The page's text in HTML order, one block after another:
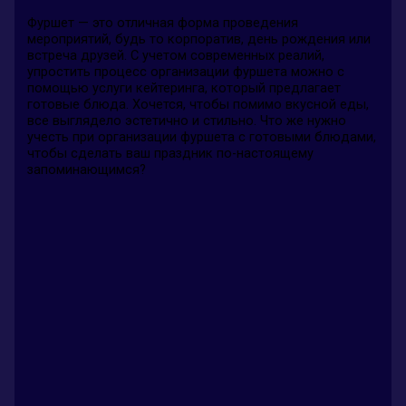
Фуршет — это отличная форма проведения
мероприятий, будь то корпоратив, день рождения или
встреча друзей. С учетом современных реалий,
упростить процесс организации фуршета можно с
помощью услуги кейтеринга, который предлагает
готовые блюда. Хочется, чтобы помимо вкусной еды,
все выглядело эстетично и стильно. Что же нужно
учесть при организации фуршета с готовыми блюдами,
чтобы сделать ваш праздник по-настоящему
запоминающимся?